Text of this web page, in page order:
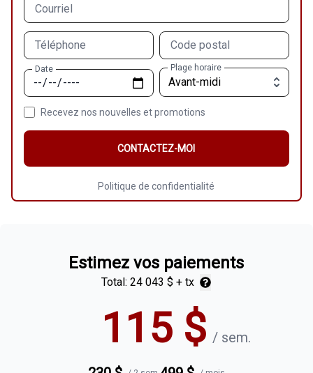
Courriel
Téléphone Code postal
Date Plage horaire
Recevez nos nouvelles et promotions
CONTACTEZ-MOI
Politique de confidentialité
Estimez vos paiements
Total: 24 043 $ + tx
115 $ / sem.